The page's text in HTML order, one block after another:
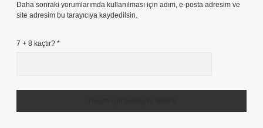
Daha sonraki yorumlarımda kullanılması için adım, e-posta adresim ve
site adresim bu tarayıcıya kaydedilsin.
7 + 8 kaçtır? *